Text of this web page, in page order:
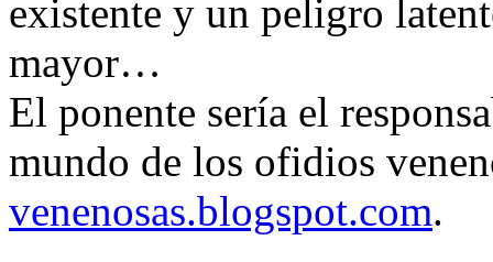
existente y un peligro
mayor…
El ponente sería el
mundo de los ofidios
venenosas.blogspot.com.